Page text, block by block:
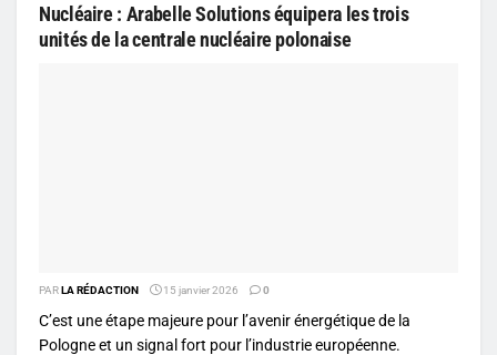
Nucléaire : Arabelle Solutions équipera les trois
unités de la centrale nucléaire polonaise
PARLA RÉDACTION 15 janvier 2026 0
C’est une étape majeure pour l’avenir énergétique de la
Pologne et un signal fort pour l’industrie européenne.